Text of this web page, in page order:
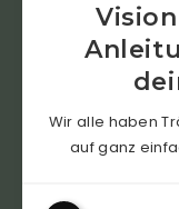
Wir alle haben
auf ganz